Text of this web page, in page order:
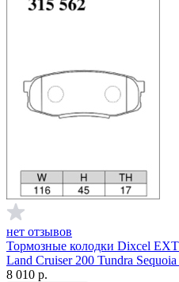
нет отзывов
Тормозные колодки Dixcel
Land Cruiser 200 Tundra
8 010 р.